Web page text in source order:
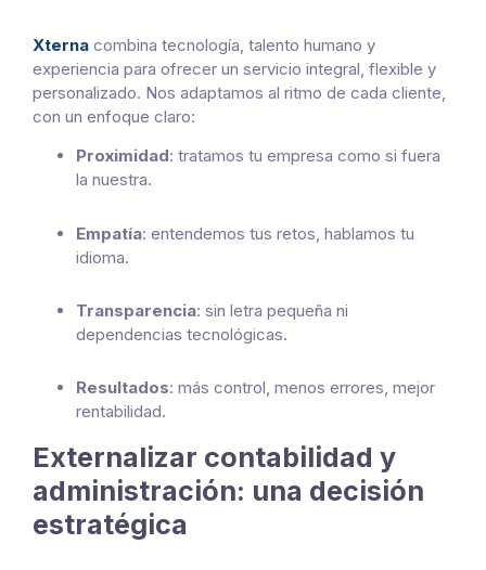
Xterna combina tecnología, talento humano y
experiencia para ofrecer un servicio integral, flexible y
personalizado. Nos adaptamos al ritmo de cada cliente,
con un enfoque claro:
Proximidad: tratamos tu empresa como si fuera
la nuestra.
Empatía: entendemos tus retos, hablamos tu
idioma.
Transparencia: sin letra pequeña ni
dependencias tecnológicas.
Resultados: más control, menos errores, mejor
rentabilidad.
Externalizar contabilidad y
administración: una decisión
estratégica